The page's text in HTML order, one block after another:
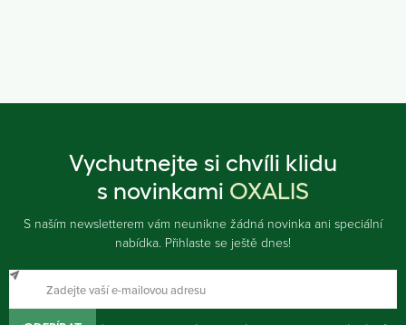
Vychutnejte si chvíli klidu
s novinkami OXALIS
S naším newsletterem vám neunikne žádná novinka ani speciální
nabídka. Přihlaste se ještě dnes!